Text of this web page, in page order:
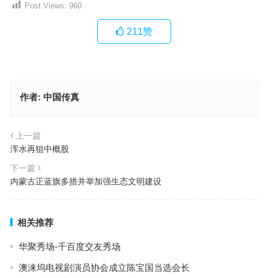
Post Views: 960
211赞
作者: 中国传真
上一篇
浑水再狙中概股
下一篇
内蒙古正蓝旗多措并举加强生态文明建设
相关推荐
华聚秀场-千百度交友秀场
澳涞坞电视剧演员协会成立陈宝国当选会长